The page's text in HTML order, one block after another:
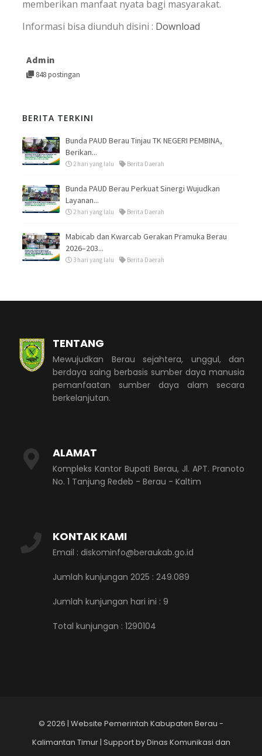
memberikan manfaat nyata bagi masyarakat.
Informasi bisa diunduh disini : Download
Admin
848 postingan
BERITA TERKINI
Bunda PAUD Berau Tinjau TK NEGERI PEMBINA,
Berikan...
2 hari yang lalu Berita Daerah
Bunda PAUD Berau Perkuat Sinergi Wujudkan
Layanan...
2 hari yang lalu Berita Daerah
Mabicab dan Kwarcab Gerakan Pramuka Berau
2026–203...
3 hari yang lalu Berita Daerah
TENTANG
Mewujudkan Berau sejahtera, unggul, dan
berdaya saing berbasis sumber daya manusia
pemanfaatan sumber daya alam secara
berkelanjutan.
ALAMAT
Kompleks Kantor Bupati Berau, Jl. APT. Pranoto
No. 1 Tanjung Redeb - Berau - Kaltim
KONTAK KAMI
Email : diskominfo@beraukab.go.id
Jumlah kunjungan 2025 : 249.089
Jumlah kunjungan hari ini : 9
Total kunjungan : 1290104
© 2026 | Website Pemerintah Kabupaten Berau -
Kalimantan Timur | Support by Dinas Komunikasi dan